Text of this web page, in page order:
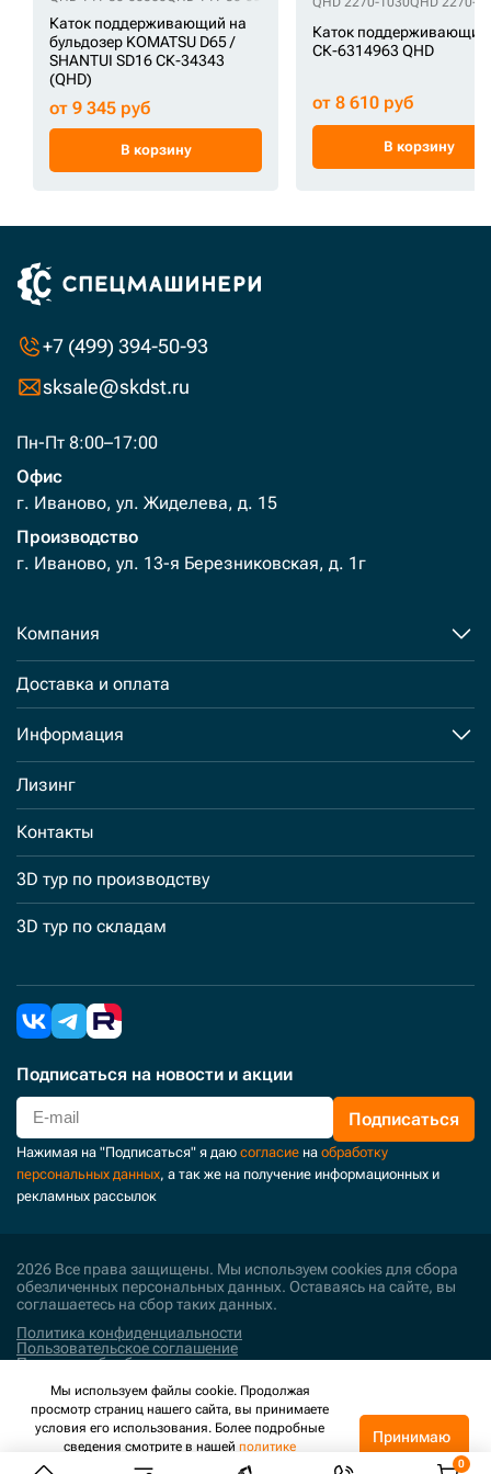
Каток поддерживающий на
бульдозер KOMATSU D65 /
SHANTUI SD16 СК-34343
(QHD)
от 9 345 руб
В корзину
Каток поддерживающий
СК-6314963 QHD
от 8 610 руб
В корзину
+7 (499) 394-50-93
sksale@skdst.ru
Пн-Пт 8:00–17:00
Офис
г. Иваново, ул. Жиделева, д. 15
Производство
г. Иваново, ул. 13-я Березниковская, д. 1г
Компания
Доставка и оплата
Информация
Лизинг
Контакты
3D тур по производству
3D тур по складам
Подписаться на новости и акции
Подписаться
Нажимая на "Подписаться" я даю согласие на обработку
персональных данных, а так же на получение информационных и
рекламных рассылок
2026 Все права защищены. Мы используем cookies для сбора
обезличенных персональных данных. Оставаясь на сайте, вы
соглашаетесь на сбор таких данных.
Политика конфиденциальности
Пользовательское соглашение
Политика обработки персональных данных
Поддержка и развитие
Мы используем файлы cookie. Продолжая
просмотр страниц нашего сайта, вы принимаете
условия его использования. Более подробные
сведения смотрите в нашей политике
конфиденциальности.
Принимаю